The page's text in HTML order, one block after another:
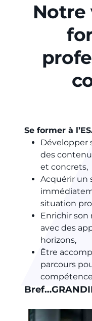
Notre
Se former à
Développer
des
et concrets,
Acquérir un
situation
Enrichir son
avec des
horizons,
Être
parcours